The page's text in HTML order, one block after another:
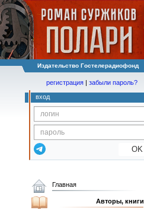
Издательство Гостелерадиофонд
регистрация | забыли пароль?
вход
OK
Главная
Авторы, книги